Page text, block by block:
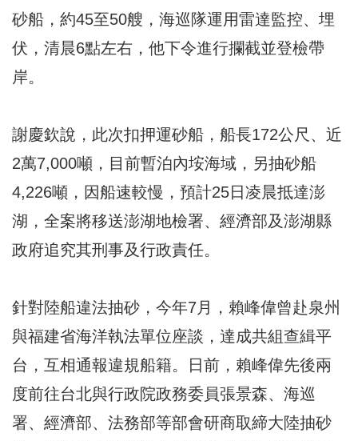
砂船，約45至50艘，海巡隊運用雷達監控、埋
伏，清晨6點左右，他下令進行攔截並登檢帶
岸。
謝慶欽說，此次扣押運砂船，船長172公尺、近
2萬7,000噸，目前暫泊內垵海域，另抽砂船
4,226噸，因船速較慢，預計25日凌晨抵達澎
湖，全案將移送澎湖地檢署、經濟部及澎湖縣
政府追究其刑事及行政責任。
針對陸船違法抽砂，今年7月，賴峰偉曾赴泉州
與福建省海洋執法單位座談，達成共組查緝平
台，互相通報違規船籍。日前，賴峰偉先後兩
度前往台北與行政院政務委員張景森、海巡
署、經濟部、法務部等部會研商取締大陸抽砂